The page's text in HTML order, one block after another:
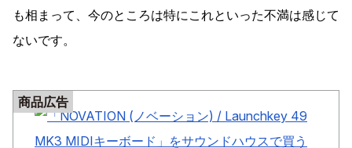
も相まって、今のところは特にこれといった不満は感じて
ないです。
商品広告